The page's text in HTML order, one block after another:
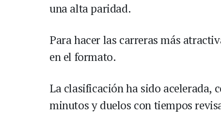
una alta paridad.
Para hacer las carreras más
en el formato.
La clasificación ha sido acelerada,
minutos y duelos con tiempos